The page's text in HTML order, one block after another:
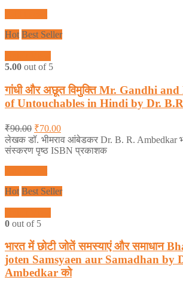
Hot Best Seller
5.00 out of 5
गांधी और अछूत विमुक्ति Mr. Gandhi
of Untouchables in Hindi by Dr.
₹90.00 ₹70.00
लेखक डॉ. भीमराव आंबेडकर Dr. B. R. Ambedkar
संस्करण पृष्ठ ISBN प्रकाशक
Hot Best Seller
0 out of 5
भारत में छोटी जोतें समस्याएं और समाधान
joten Samsyaen aur Samadhan by
Ambedkar को